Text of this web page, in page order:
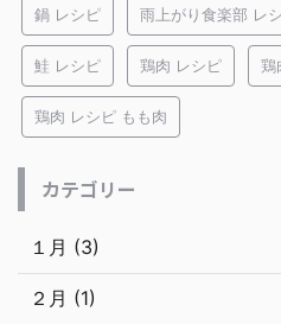
鍋 レシピ 雨上がり食楽部 レ
鮭 レシピ 鶏肉 レシピ 鶏
鶏肉 レシピ もも肉
カテゴリー
１月 (3)
２月 (1)